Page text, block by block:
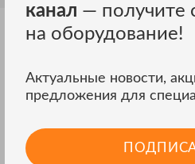
канал — получите
на оборудование!
Актуальные новости,
предложения для